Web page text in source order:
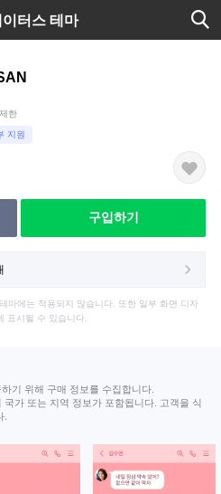
터스 테마
한
지원
구입하기
마에는 적용되지 않습니다. 또한 일부 화면 디자
표시될 수 있습니다.
기 위해 구매 정보를 수집합니다.
가 또는 지역 정보가 포함됩니다. 고객을 식
.